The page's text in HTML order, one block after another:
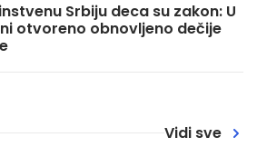
Srbiju deca su zakon: U
otvoreno obnovljeno dečije
Vidi sve